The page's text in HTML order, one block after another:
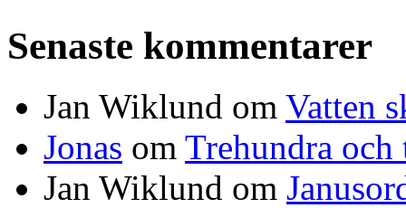
Senaste kommentarer
Jan Wiklund om Vatten
Jonas om Trehundra
Jan Wiklund om